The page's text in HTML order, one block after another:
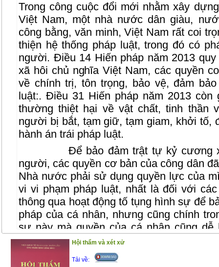
Trong công cuộc đổi mới nhằm xây
Việt Nam, một nhà nước dân giàu,
công bằng, văn minh, Việt Nam rất coi
thiện hệ thống pháp luật, trong đó có
người. Điều 14 Hiến pháp năm 2013
xã hôi chủ nghĩa Việt Nam, các quyền
về chính trị, tôn trọng, bảo vệ, đảm
luật:. Điều 31 Hiến pháp năm 2013
thường thiệt hại về vật chất, tinh thần
người bị bắt, tạm giữ, tạm giam, khởi tố,
hành án trái pháp luật.
Để bảo đảm trật tự kỷ cương
người, các quyền cơ bản của công dân
Nhà nước phải sử dụng quyền lực của
vi vi phạm pháp luật, nhất là đối với
thông qua hoạt động tố tụng hình sự để
pháp của cá nhân, nhưng cũng chính
sự này mà quyền của cá nhân cũng dễ
hoạt đọng tố tụng hình sự, cơ quan tiến
vụ án hình sự mà ở đó số phận pháp lý
Hội thẩm và xét xử
Tải về: